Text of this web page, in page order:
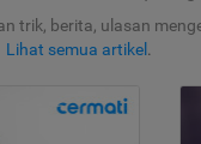
trik, berita, ulasan
Lihat semua artikel .